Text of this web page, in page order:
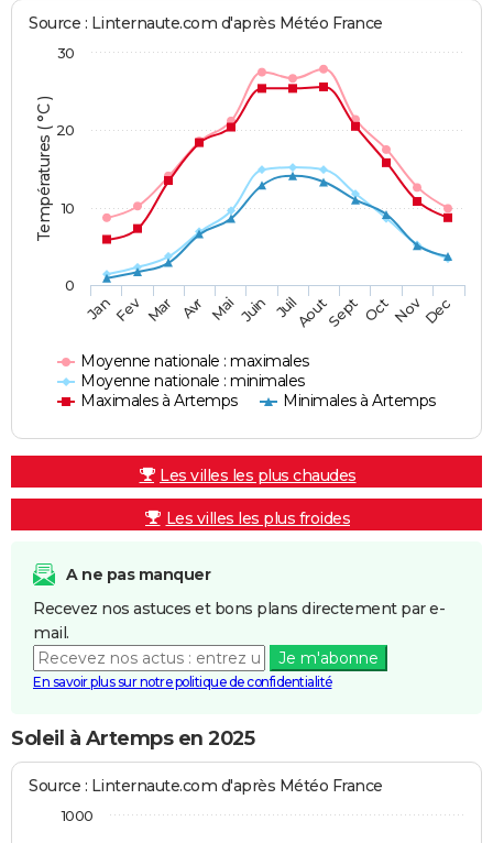
Températures ( °C )
Source : Linternaute.com d'après Météo France
Moyenne nationale : maximales
Moyenne nationale : minimales
Maximales à Artemps
Minimales à Artemps
JanFev Mar Avr Mai Juin JuilAoutSept OctNovDec
0
10
20
30
Les villes les plus chaudes
Les villes les plus froides
A ne pas manquer
Recevez nos astuces et bons plans directement par e-
mail.
Je m'abonne
En savoir plus sur notre politique de confidentialité
Soleil à Artemps en 2025
Source : Linternaute.com d'après Météo France
1000